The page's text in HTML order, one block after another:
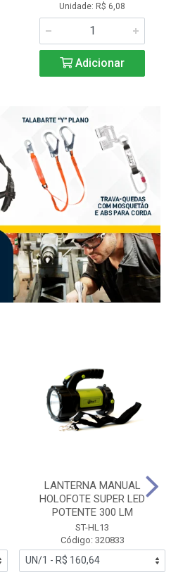
Unidade: R$ 6,08
Adicionar
LANTERNA MANUAL
HOLOFOTE SUPER LED
POTENTE 300 LM
ST-HL13
Código: 320833